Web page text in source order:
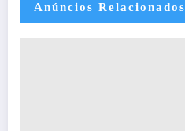
Anúncios Relacionados